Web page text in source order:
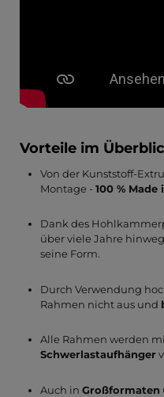
Vorteile im
Von der Kunststoff-
Montage - 100 % Made
Dank des
über viele Jahre
seine Form.
Durch Verwendung
Rahmen nicht aus und
Alle Rahmen werden
Schwerlastaufhänger
Auch in Großformaten